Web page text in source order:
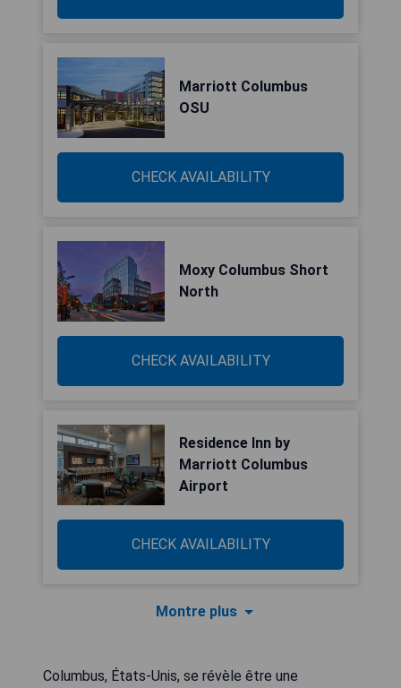
Marriott Columbus
OSU
CHECK AVAILABILITY
Moxy Columbus Short
North
CHECK AVAILABILITY
Residence Inn by
Marriott Columbus
Airport
CHECK AVAILABILITY
Montre plus
Columbus, États-Unis, se révèle être une